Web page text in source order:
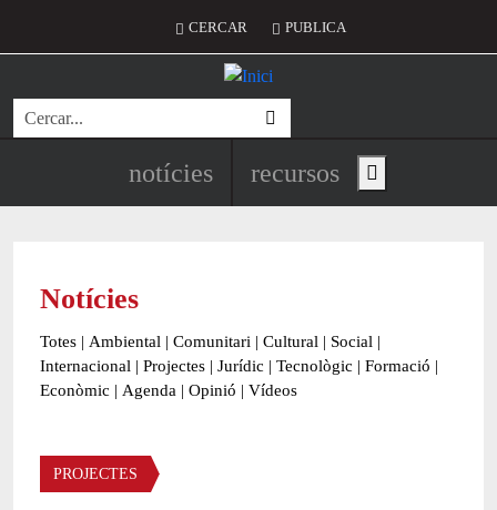
Menú del compte d'usuari
CERCAR PUBLICA
Cerca
Navegació principal de
notícies recursos Show main menu
Notícies
Totes | Ambiental | Comunitari | Cultural | Social |
Internacional | Projectes | Jurídic | Tecnològic | Formació |
Econòmic | Agenda | Opinió | Vídeos
Àmbit de la notícia
PROJECTES